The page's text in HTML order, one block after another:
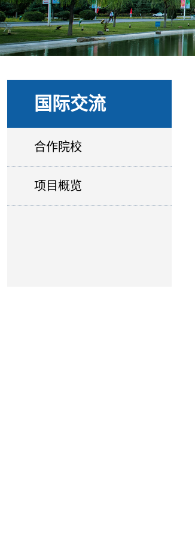
国际交流
合作院校
项目概览